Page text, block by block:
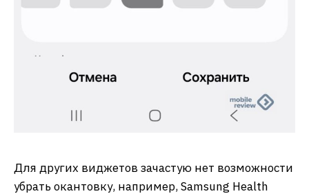
Для других виджетов зачастую нет возможности
убрать окантовку, например, Samsung Health